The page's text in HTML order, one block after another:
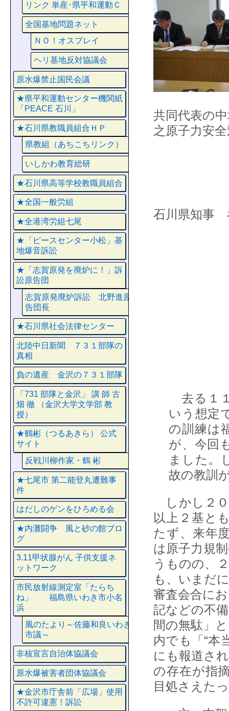
共同代表の
之原子力安
石川県知事
去る１
いう想定
の訓練は
が、今回
ました。
故の教訓
しかし２０
以上２基と
たず、来年
は原子力規
うものの、
も、いまだ
審査会合に
記などの不
間の無駄」
内でも「“本
にも報道さ
の存在が指
目処さえた
リンク 単産･県平和運動Ｃ
全国基地問題ネット
ＮＯ！オスプレイ
ヘリ基地反対協議会
原水爆禁止国民会議
★県平和運動センター機関紙
「PEACE 石川」
★石川県教職員組合ＨＰ
県教組（あちこちリンク）
いしかわ教育総研
★石川県高等学校教職員組合
★全国一般労組
★全港湾労組七尾
★「ピースセンター小松」基
地爆音訴訟
★「志賀原発を廃炉に！」訴
訟原告団
志賀原発廃炉訴訟 北野進原
告団長
★石川県社会法律センター
北陸中日新聞 ７３１部隊の
真相
負の遺産 金沢の７３１部隊
「731 部隊と金沢」 講 師 古
畑 徹 （金沢大学文学部 教
授）
★鶴彬（つるあきら） 公式
サイト
反戦川柳作家・鶴 彬
★七尾市 第二能登丸遭難事
件
はだしのゲンをひろめる会
★内灘闘争 風と砂の館ブロ
グ
3.11甲状腺がん 子供支援ネ
ットワーク
市民放射線測定室「たらち
ね」 福島県いわき市小名
浜
風のたより～佐藤和良いわき
市議～
非核宣言自治体協議会
原水爆被害者団体協議会
★金沢市庁舎前「広場」使用
不許可違憲！訴訟